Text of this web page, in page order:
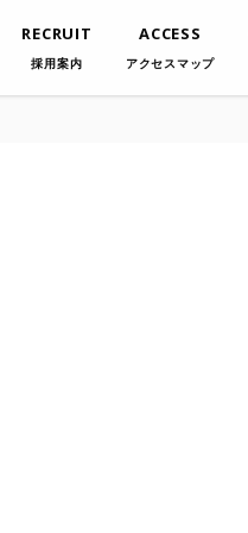
RECRUIT
採用案内
ACCESS
アクセスマップ